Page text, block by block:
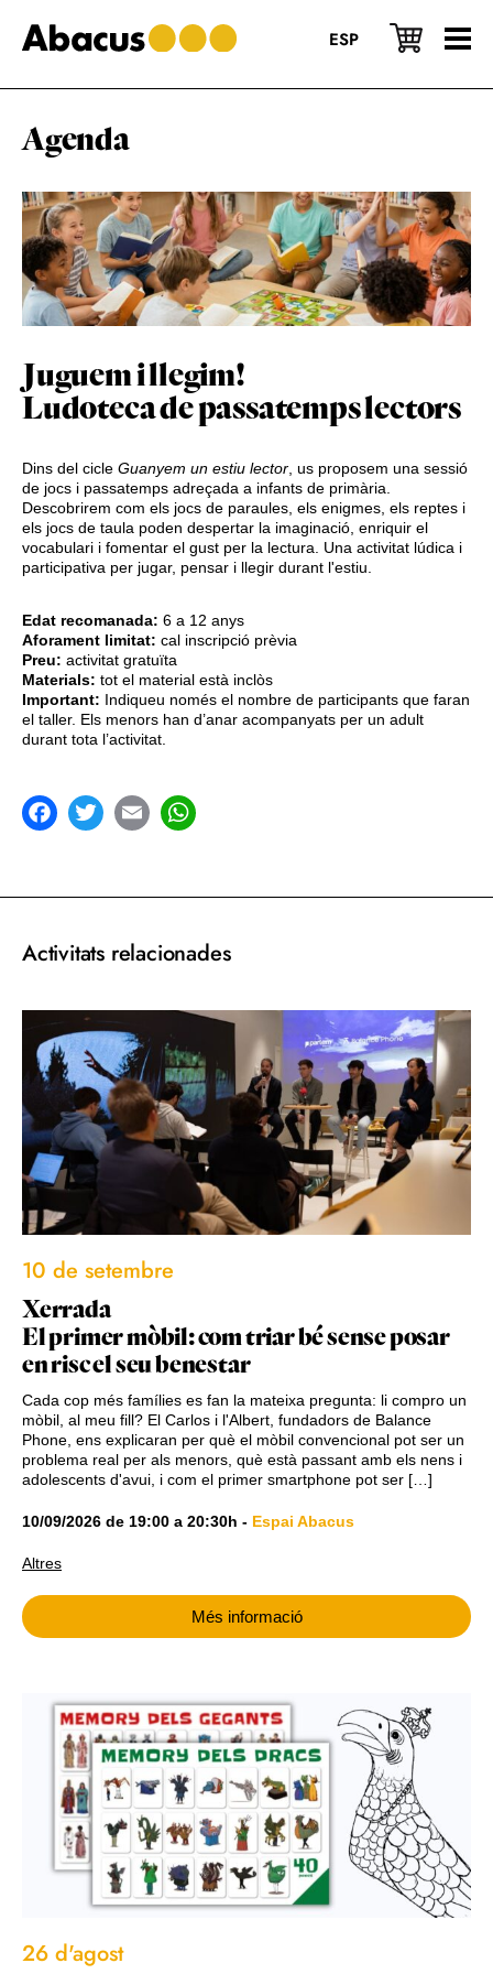
to
main
to
primary
to
footer
ESP
Agenda
Juguem i llegim!
Ludoteca de passatemps lectors
Dins del cicle Guanyem un estiu lector, us proposem una sessió
de jocs i passatemps adreçada a infants de primària.
Descobrirem com els jocs de paraules, els enigmes, els reptes i
els jocs de taula poden despertar la imaginació, enriquir el
vocabulari i fomentar el gust per la lectura. Una activitat lúdica i
participativa per jugar, pensar i llegir durant l'estiu.
Edat recomanada: 6 a 12 anys
Aforament limitat: cal inscripció prèvia
Preu: activitat gratuïta
Materials: tot el material està inclòs
Important: Indiqueu només el nombre de participants que faran
el taller. Els menors han d’anar acompanyats per un adult
durant tota l’activitat.
Activitats relacionades
10 de setembre
Xerrada
El primer mòbil: com triar bé sense posar
en risc el seu benestar
Cada cop més famílies es fan la mateixa pregunta: li compro un
mòbil, al meu fill? El Carlos i l'Albert, fundadors de Balance
Phone, ens explicaran per què el mòbil convencional pot ser un
problema real per als menors, què està passant amb els nens i
adolescents d'avui, i com el primer smartphone pot ser […]
10/09/2026 de 19:00 a 20:30h - Espai Abacus
Altres
Més informació
26 d'agost